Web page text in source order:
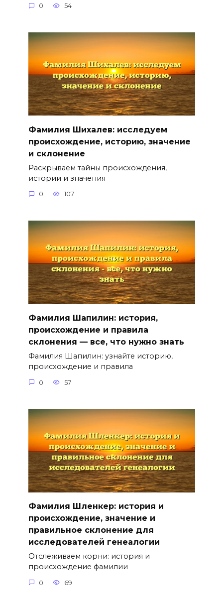
0 54
Фамилия Шихалев: исследуем
происхождение, историю, значение
и склонение
Раскрываем тайны происхождения,
истории и значения
0 107
Фамилия Шапилин: история,
происхождение и правила
склонения — все, что нужно знать
Фамилия Шапилин: узнайте историю,
происхождение и правила
0 57
Фамилия Шленкер: история и
происхождение, значение и
правильное склонение для
исследователей генеалогии
Отслеживаем корни: история и
происхождение фамилии
0 69